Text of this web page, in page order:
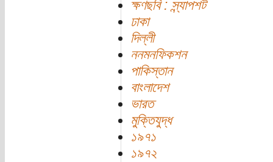
ক্ষণছবি : স্ন্যাপশট
ঢাকা
দিল্লী
ননমনফিকশন
পাকিস্তান
বাংলাদেশ
ভারত
মুক্তিযুদ্ধ
১৯৭১
১৯৭২